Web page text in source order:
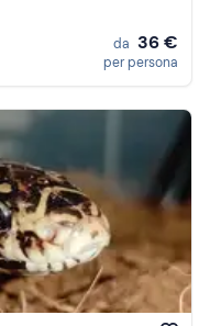
da 36 €
per persona